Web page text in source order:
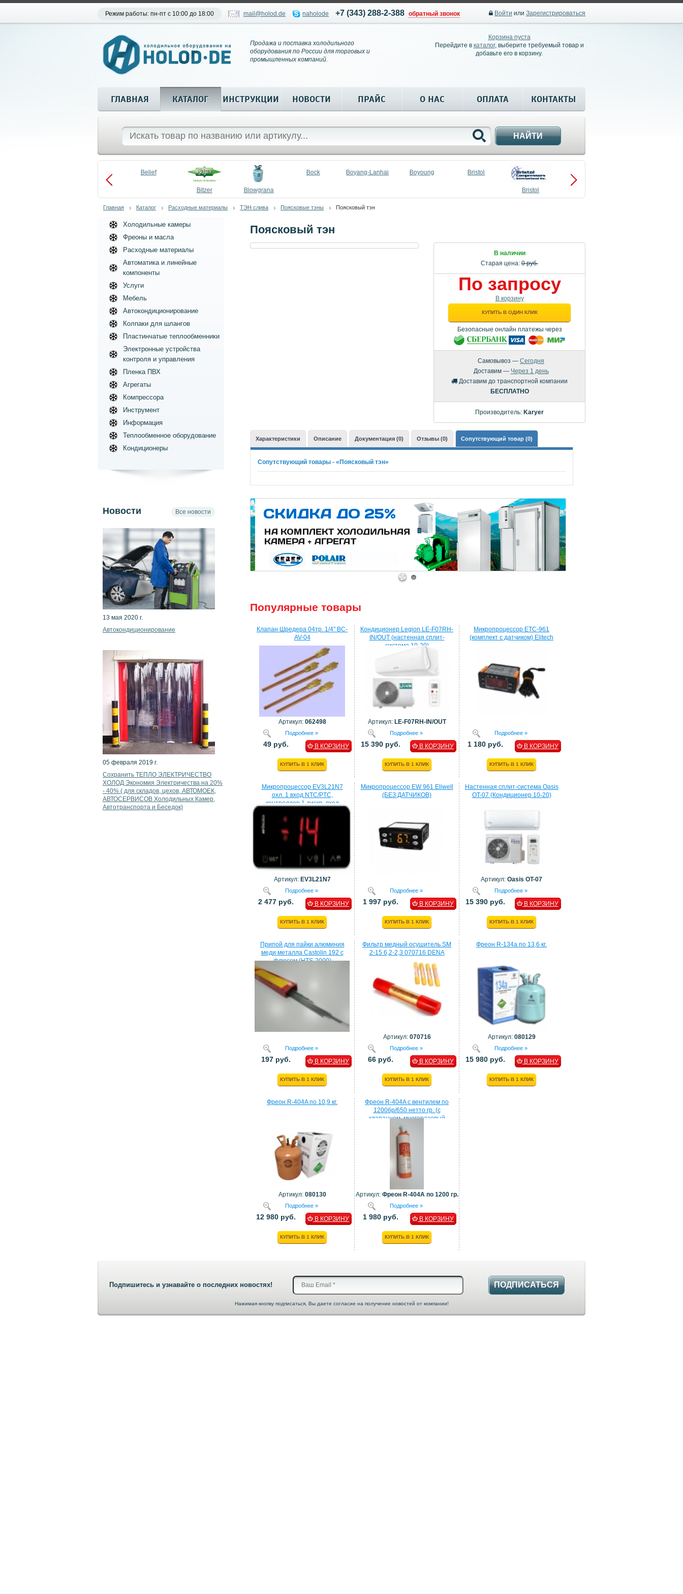
Режим работы: пн-пт с 10:00 до 18:00 mail@holod.de naholode +7 (343) 288-2-388 обратный звонок Войти или Зарегистрироваться
Продажа и поставка холодильного
оборудования по России для торговых и
промышленных компаний.
Корзина пуста
Перейдите в каталог, выберите требуемый товар и
добавьте его в корзину.
ГЛАВНАЯ КАТАЛОГ ИНСТРУКЦИИ НОВОСТИ ПРАЙС О НАС ОПЛАТА КОНТАКТЫ
НАЙТИ
Belief
Bitzer Blowgrana
Bock Boyang-Lanhai Boyoung Bristol
Bristol
Compressors
Главная Каталог Расходные материалы ТЭН слива Поясковые тэны Поясковый тэн
Поясковый тэн
В наличии
Старая цена: 0 руб.
По запросу
В корзину
КУПИТЬ В ОДИН КЛИК
Безопасные онлайн платежы через
Самовывоз — Сегодня
Доставим — Через 1 день
Доставим до транспортной компании
БЕСПЛАТНО
Производитель: Karyer
Характеристики Описание Документация (0) Отзывы (0) Сопутствующий товар (0)
Сопутствующий товары - «Поясковый тэн»
1 2
Популярные товары
Клапан Шредера 04тр. 1/4" BC-
AV-04
Артикул: 062498
Подробнее »
49 руб. В КОРЗИНУ
КУПИТЬ В 1 КЛИК
Кондиционер Legion LE-F07RH-
IN/OUT (настенная сплит-
система 10-20)
Артикул: LE-F07RH-IN/OUT
Подробнее »
15 390 руб. В КОРЗИНУ
КУПИТЬ В 1 КЛИК
Микропроцессор ETC-961
(комплект c датчиком) Elitech
Подробнее »
1 180 руб. В КОРЗИНУ
КУПИТЬ В 1 КЛИК
Микропроцессор EV3L21N7
охл. 1 вход NTC/PTC,
контроллер 1 дискр. вход
Артикул: EV3L21N7
Подробнее »
2 477 руб. В КОРЗИНУ
КУПИТЬ В 1 КЛИК
Микропроцессор EW 961 Eliwell
(БЕЗ ДАТЧИКОВ)
Подробнее »
1 997 руб. В КОРЗИНУ
КУПИТЬ В 1 КЛИК
Настенная сплит-система Oasis
OT-07 (Кондиционер 10-20)
Артикул: Oasis OT-07
Подробнее »
15 390 руб. В КОРЗИНУ
КУПИТЬ В 1 КЛИК
Припой для пайки алюминия
меди металла Castolin 192 с
флюсом (HTS-2000)
Подробнее »
197 руб. В КОРЗИНУ
КУПИТЬ В 1 КЛИК
Фильтр медный осушитель SM
2-15 6,2-2,3 070716 DENA
Артикул: 070716
Подробнее »
66 руб. В КОРЗИНУ
КУПИТЬ В 1 КЛИК
Фреон R-134a по 13,6 кг.
Артикул: 080129
Подробнее »
15 980 руб. В КОРЗИНУ
КУПИТЬ В 1 КЛИК
Фреон R-404A по 10,9 кг.
Артикул: 080130
Подробнее »
12 980 руб. В КОРЗИНУ
КУПИТЬ В 1 КЛИК
Фреон R-404A с вентилем по
1200бр/650 нетто гр. (с
клапанном, многоразовый
балон)
Артикул: Фреон R-404A по 1200 гр.
Подробнее »
1 980 руб. В КОРЗИНУ
КУПИТЬ В 1 КЛИК
Холодильные камеры
Фреоны и масла
Расходные материалы
Автоматика и линейные
компоненты
Услуги
Мебель
Автокондиционирование
Колпаки для шлангов
Пластинчатые теплообменники
Электронные устройства
контроля и управления
Пленка ПВХ
Агрегаты
Компрессора
Инструмент
Информация
Теплообменное оборудование
Кондиционеры
Новости Все новости
13 мая 2020 г.
Автокондиционирование
05 февраля 2019 г.
Сохранить ТЕПЛО ЭЛЕКТРИЧЕСТВО
ХОЛОД Экономия Электричества на 20%
- 40% ( для складов, цехов, АВТОМОЕК,
АВТОСЕРВИСОВ Холодильных Камер,
Автотранспорта и Беседок)
Подпишитесь и узнавайте о последних новостях! ПОДПИСАТЬСЯ
Нажимая кнопку подписаться, Вы даете согласие на получение новостей от компании!